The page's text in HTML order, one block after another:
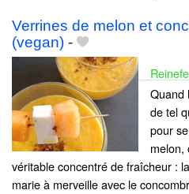
Verrines de melon et
(vegan) -
Quand
de tel
pour
melon,
véritable concentré de fraîcheur :
marie à merveille avec le